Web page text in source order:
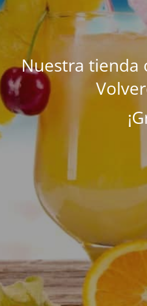
Nuestra tienda